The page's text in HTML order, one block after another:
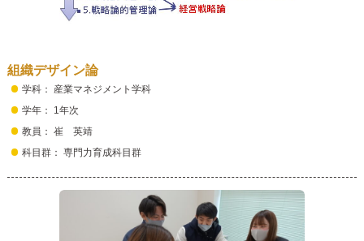
組織デザイン論
学科： 産業マネジメント学科
学年： 1年次
教員： 崔 英靖
科目群： 専門力育成科目群